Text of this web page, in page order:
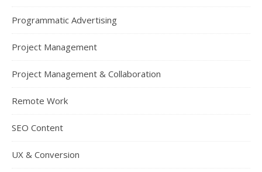
Programmatic Advertising
Project Management
Project Management & Collaboration
Remote Work
SEO Content
UX & Conversion